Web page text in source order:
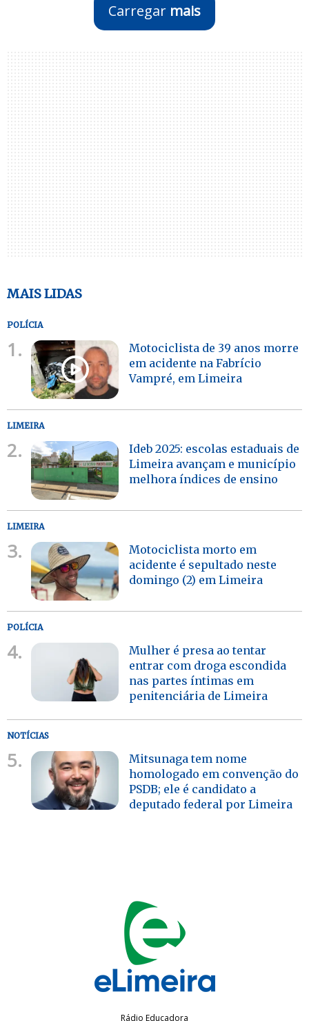
Carregar mais
MAIS LIDAS
POLÍCIA
1.
Motociclista de 39 anos morre
em acidente na Fabrício
Vampré, em Limeira
LIMEIRA
2.
Ideb 2025: escolas estaduais de
Limeira avançam e município
melhora índices de ensino
LIMEIRA
3.
Motociclista morto em
acidente é sepultado neste
domingo (2) em Limeira
POLÍCIA
4.
Mulher é presa ao tentar
entrar com droga escondida
nas partes íntimas em
penitenciária de Limeira
NOTÍCIAS
5.
Mitsunaga tem nome
homologado em convenção do
PSDB; ele é candidato a
deputado federal por Limeira
Rádio Educadora